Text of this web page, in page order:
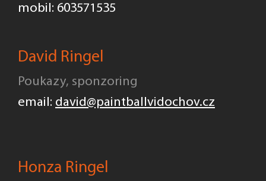
mobil: 603571535
David Ringel
Poukazy, sponzoring
email: david@paintballvidochov.cz
Honza Ringel